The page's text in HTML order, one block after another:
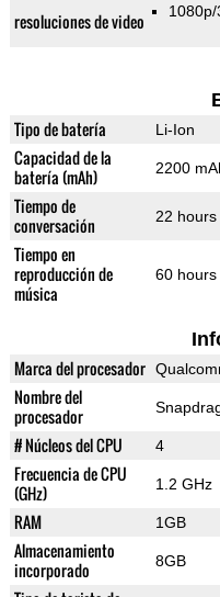
resoluciones de video
Tipo de batería Li-Ion
Capacidad de la
batería (mAh)
2200
Tiempo de
conversación
22 hours
Tiempo en
reproducción de
música
60 hours
Marca del procesador
Nombre del
procesador
# Núcleos del CPU 4
Frecuencia de CPU
(GHz)
1.2 GHz
RAM 1GB
Almacenamiento
incorporado
8GB